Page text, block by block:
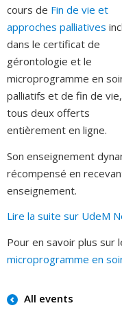
cours de Fin de vie et
approches palliatives
dans le certificat de
gérontologie et le
microprogramme en
palliatifs et de fin de vie,
tous deux offerts
entièrement en ligne.
Son enseignement
récompensé en
enseignement.
Lire la suite sur UdeM
Pour en savoir plus sur
microprogramme en
All events